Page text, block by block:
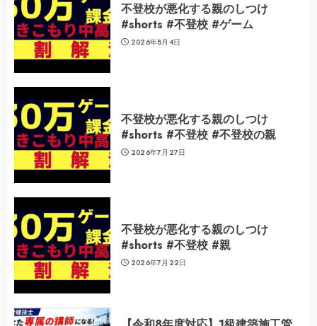
不登校が悪化する親のしつけ
#shorts #不登校 #ゲーム
2026年8月4日
不登校が悪化する親のしつけ
#shorts #不登校 #不登校の親
2026年7月27日
不登校が悪化する親のしつけ
#shorts #不登校 #親
2026年7月22日